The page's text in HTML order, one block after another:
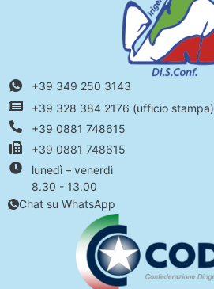
+39 349 250 3143
+39 328 384 2176 (ufficio stampa)
+39 0881 748615
+39 0881 748615
lunedì – venerdì
8.30 - 13.00
Chat su WhatsApp